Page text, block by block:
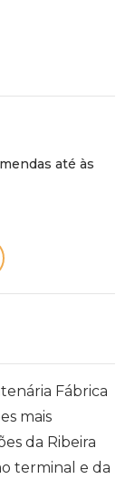
até às
Fábrica
mais
da Ribeira
terminal e da